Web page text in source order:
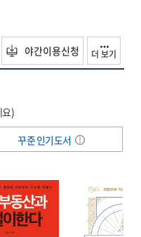
야간이용신청 더 보기
요)
꾸준 인기도서